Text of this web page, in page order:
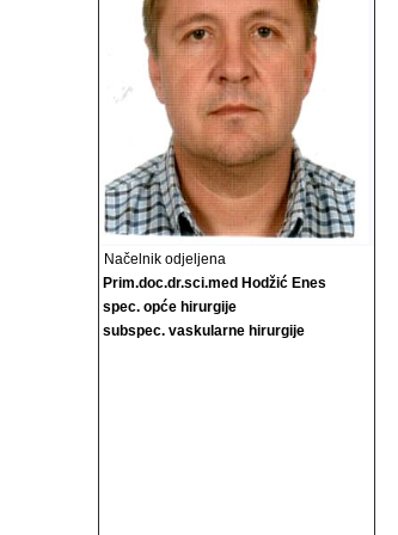
Načelnik odjeljena
Prim.doc.dr.sci.med Hodžić Enes
spec. opće hirurgije
subspec. vaskularne hirurgije